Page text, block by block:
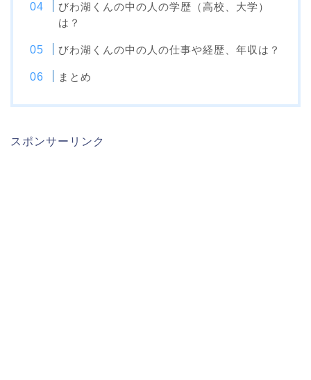
びわ湖くんの中の人の学歴（高校、大学）
は？
びわ湖くんの中の人の仕事や経歴、年収は？
まとめ
スポンサーリンク